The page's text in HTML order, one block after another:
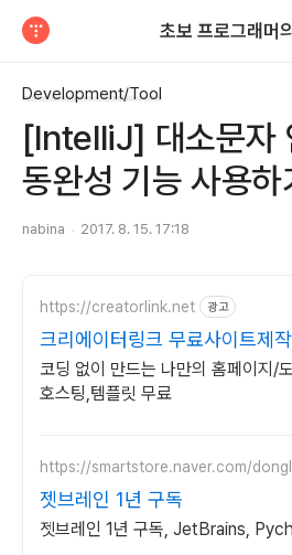
초보 프로그래머
Development/Tool
[IntelliJ] 대소문자
동완성 기능 사용하
nabina 2017. 8. 15. 17:18
https://creatorlink.net 광고
크리에이터링크 무료사이트제작
코딩 없이 만드는 나만의 홈페이지/
호스팅,템플릿 무료
https://smartstore.naver.com/
젯브레인 1년 구독
젯브레인 1년 구독, JetBrains,